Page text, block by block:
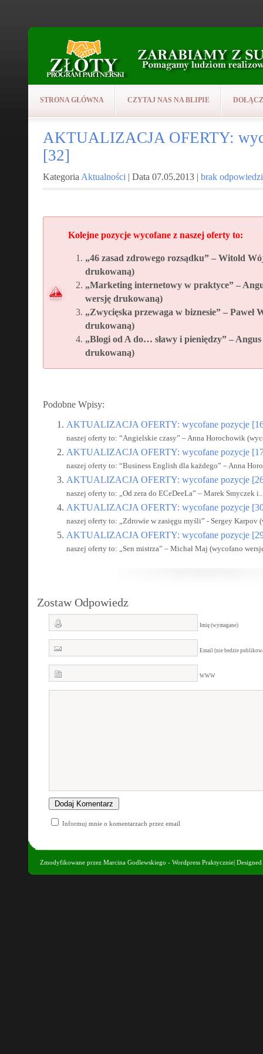
STRONA GŁÓWNA CZYTAJ NAS NA BLIPIE
AKTUALIZACJA OFERTY:
[32]
Kategoria Aktualności | Data 07.05.2013 | brak odpowiedzi
Kolejne pozycje wycofane z naszej oferty to:
„46 zasad zdrowego rozsądku” – Witold
drukowaną)
„Marketing internetowy w praktyce” –
wersję drukowaną)
„Zwycięska przewaga w biznesie” – Paweł
drukowaną)
„Blogi od A do… sławy i pieniędzy” –
drukowaną)
Podobne Wpisy:
AKTUALIZACJA OFERTY: wycofane pozycje
naszej oferty to: “Angielskie czasy” – Anna Horochowik
AKTUALIZACJA OFERTY: wycofane pozycje
naszej oferty to: “Business English dla każdego” – Anna
AKTUALIZACJA OFERTY: wycofane pozycje
naszej oferty to: „Od zera do ECeDeeLa” – Marek Smyczek
AKTUALIZACJA OFERTY: wycofane pozycje
naszej oferty to: „Zdrowie w zasięgu myśli” - Sergey Karpov
AKTUALIZACJA OFERTY: wycofane pozycje
naszej oferty to: „Sen mistrza” – Michał Maj (wycofano
Zostaw Odpowiedz
Imię (wymagane)
Email (nie bedzie
WWW
Informuj mnie o komentarzach przez email
Zmodyfikowane przez Marcina Godlewskiego - Wordpress Praktycznie|